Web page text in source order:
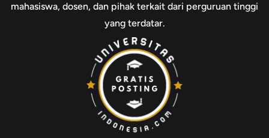
mahasiswa, dosen, dan pihak terkait dari perguruan tinggi
yang terdatar.